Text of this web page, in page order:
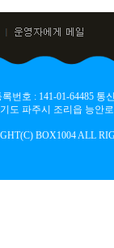
번호 : 141-01-64485
도 파주시 조리읍 능안
BOX1004 ALL